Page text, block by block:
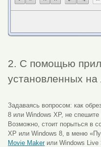
2. С помощью
установленных
Задаваясь вопросом: как
8 или Windows XP, не спешите
Возможно, стоит порыться в
XP или Windows 8, в меню
Movie Makerили Windows Live